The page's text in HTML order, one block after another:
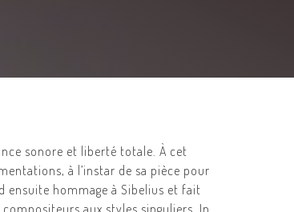
sonore et liberté totale. À cet
à l’instar de sa pièce pour
ensuite hommage à Sibelius et fait
aux styles singuliers. In